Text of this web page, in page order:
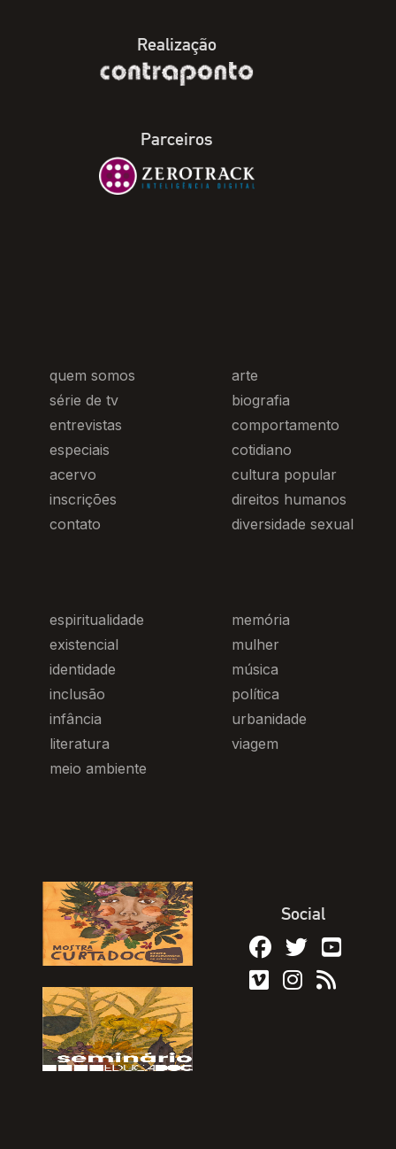
Realização
Parceiros
quem somos
série de tv
entrevistas
especiais
acervo
inscrições
contato
arte
biografia
comportamento
cotidiano
cultura popular
direitos humanos
diversidade sexual
espiritualidade
existencial
identidade
inclusão
infância
literatura
meio ambiente
memória
mulher
música
política
urbanidade
viagem
Social